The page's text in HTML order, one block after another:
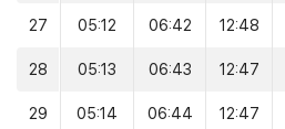
27 05:12 06:42 12:48
28 05:13 06:43 12:47
29 05:14 06:44 12:47